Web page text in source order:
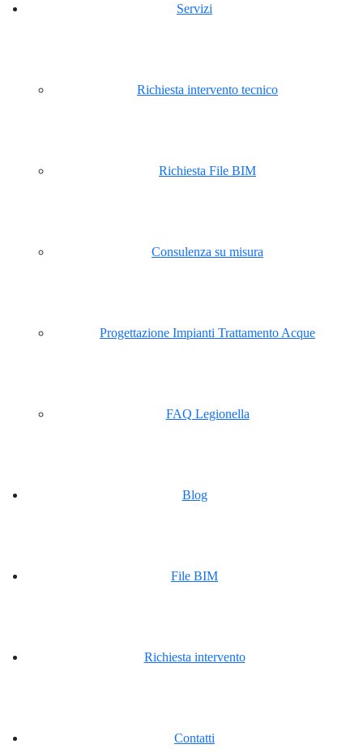
Servizi
Richiesta intervento tecnico
Richiesta File BIM
Consulenza su misura
Progettazione Impianti Trattamento Acque
FAQ Legionella
Blog
File BIM
Richiesta intervento
Contatti